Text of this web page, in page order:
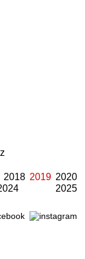
2018 2019 2020
2025